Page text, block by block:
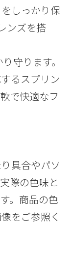
しっかり保
ンズを搭
守ります。
るスプリン
で快適なフ
具合やパソ
際の色味と
。商品の色
をご参照く